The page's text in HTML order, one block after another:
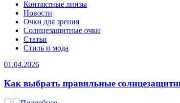
Контактные линзы
Новости
Очки для зрения
Солнцезащитные очки
Статьи
Стиль и мода
01.04.2026
Как выбрать правильные